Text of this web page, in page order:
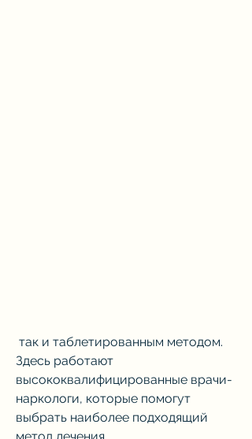
Здесь работают
высококвалифицированные врачи-
наркологи, которые помогут
выбрать наиболее подходящий